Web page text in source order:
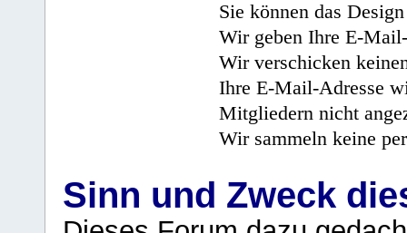
Sie können das
Wir geben Ihre E-
Wir verschicken
Ihre E-Mail-Adresse
Mitgliedern nicht
Wir sammeln keine
Sinn und Zweck